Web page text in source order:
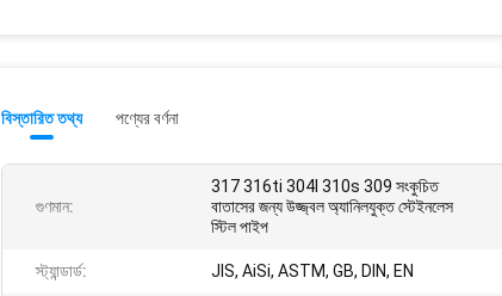
বিস্তারিত তথ্য পণ্যের বর্ণনা
গুণমান:
317 316ti 304l 310s 309 সংকুচিত
বাতাসের জন্য উজ্জ্বল অ্যানিলযুক্ত স্টেইনলেস
স্টিল পাইপ
স্ট্যান্ডার্ড: JIS, AiSi, ASTM, GB, DIN, EN